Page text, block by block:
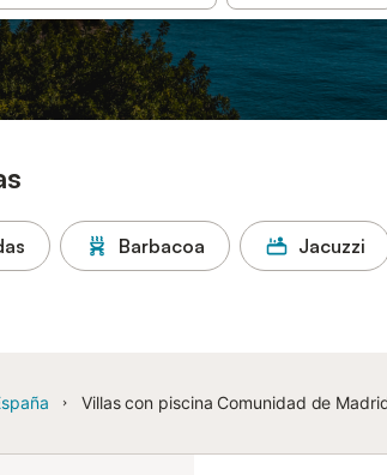
Barbacoa Jacuzzi
Villas con piscina Comunidad de